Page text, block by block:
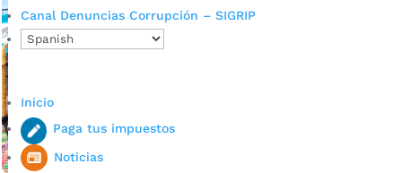
Canal Denuncias Corrupción – SIGRIP
Inicio
Paga tus impuestos
Noticias